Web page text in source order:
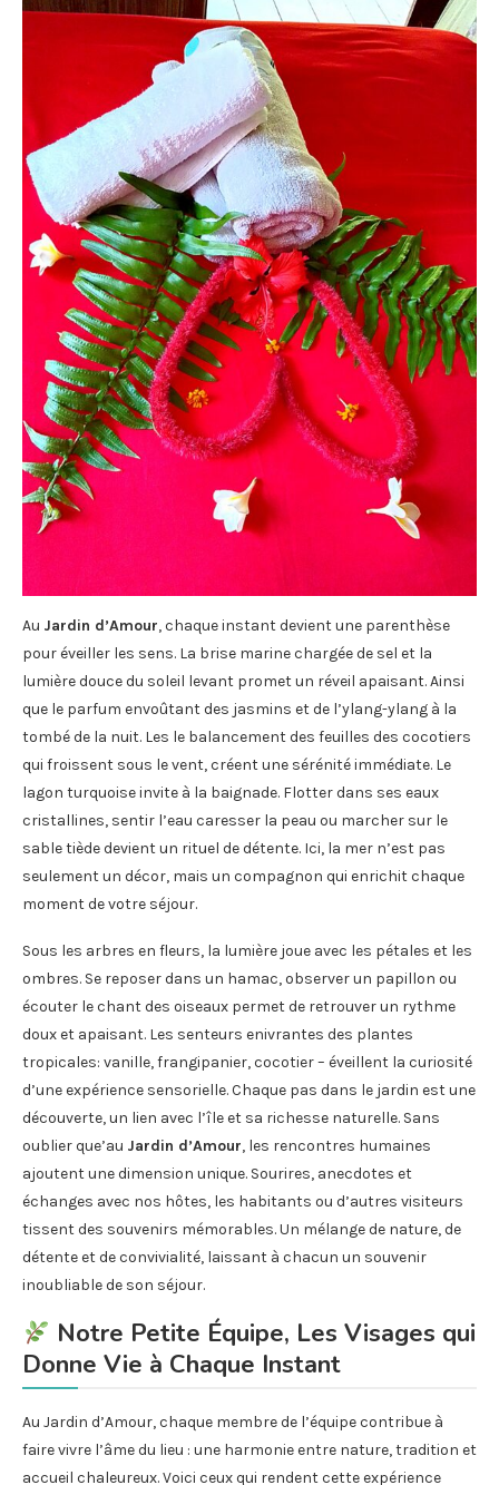
Au Jardin d’Amour, chaque instant devient une parenthèse
pour éveiller les sens. La brise marine chargée de sel et la
lumière douce du soleil levant promet un réveil apaisant. Ainsi
que le parfum envoûtant des jasmins et de l’ylang-ylang à la
tombé de la nuit. Les le balancement des feuilles des cocotiers
qui froissent sous le vent, créent une sérénité immédiate. Le
lagon turquoise invite à la baignade. Flotter dans ses eaux
cristallines, sentir l’eau caresser la peau ou marcher sur le
sable tiède devient un rituel de détente. Ici, la mer n’est pas
seulement un décor, mais un compagnon qui enrichit chaque
moment de votre séjour.
Sous les arbres en fleurs, la lumière joue avec les pétales et les
ombres. Se reposer dans un hamac, observer un papillon ou
écouter le chant des oiseaux permet de retrouver un rythme
doux et apaisant. Les senteurs enivrantes des plantes
tropicales: vanille, frangipanier, cocotier – éveillent la curiosité
d’une expérience sensorielle. Chaque pas dans le jardin est une
découverte, un lien avec l’île et sa richesse naturelle. Sans
oublier que’au Jardin d’Amour, les rencontres humaines
ajoutent une dimension unique. Sourires, anecdotes et
échanges avec nos hôtes, les habitants ou d’autres visiteurs
tissent des souvenirs mémorables. Un mélange de nature, de
détente et de convivialité, laissant à chacun un souvenir
inoubliable de son séjour.
Notre Petite Équipe, Les Visages qui
Donne Vie à Chaque Instant
Au Jardin d’Amour, chaque membre de l’équipe contribue à
faire vivre l’âme du lieu : une harmonie entre nature, tradition et
accueil chaleureux. Voici ceux qui rendent cette expérience